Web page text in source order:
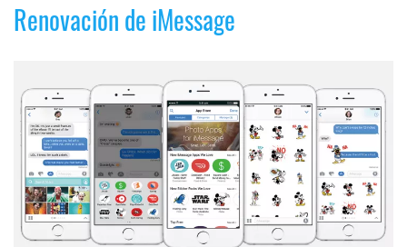
Renovación de iMessage